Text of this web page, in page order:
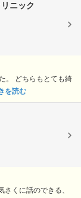
ニック
。 どちらもとても綺
を読む
くに話のできる、